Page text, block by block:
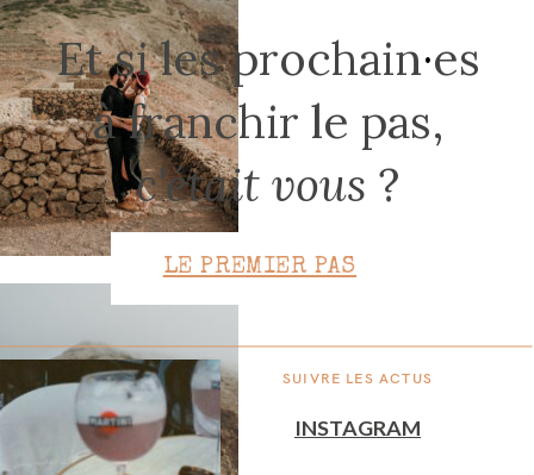
SUIVRE LES ACTUS
Et si les prochain·es
à franchir le pas,
c'était vous ?
INSTAGRAM
LE PREMIER PAS